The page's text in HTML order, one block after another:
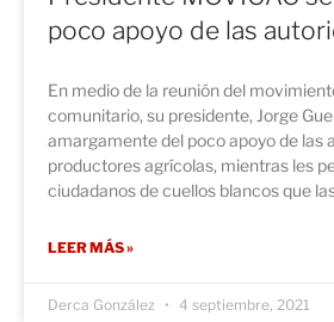
poco apoyo de las
En medio de la reunión del
comunitario, su presidente, Jorge
amargamente del poco apoyo de las
productores agrícolas, mientras les
ciudadanos de cuellos blancos que
LEER MÁS »
Derca González 4 septiembre, 2021